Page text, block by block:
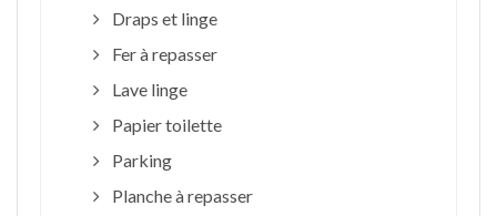
Draps et linge
Fer à repasser
Lave linge
Papier toilette
Parking
Planche à repasser